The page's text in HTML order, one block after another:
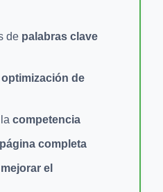
de palabras clave
optimización de
competencia
página completa
mejorar el